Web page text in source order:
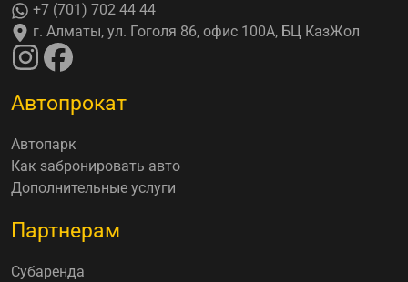
+7 (701) 702 44 44
г. Алматы, ул. Гоголя 86, офис 100А, БЦ КазЖол
Автопрокат
Автопарк
Как забронировать авто
Дополнительные услуги
Партнерам
Субаренда